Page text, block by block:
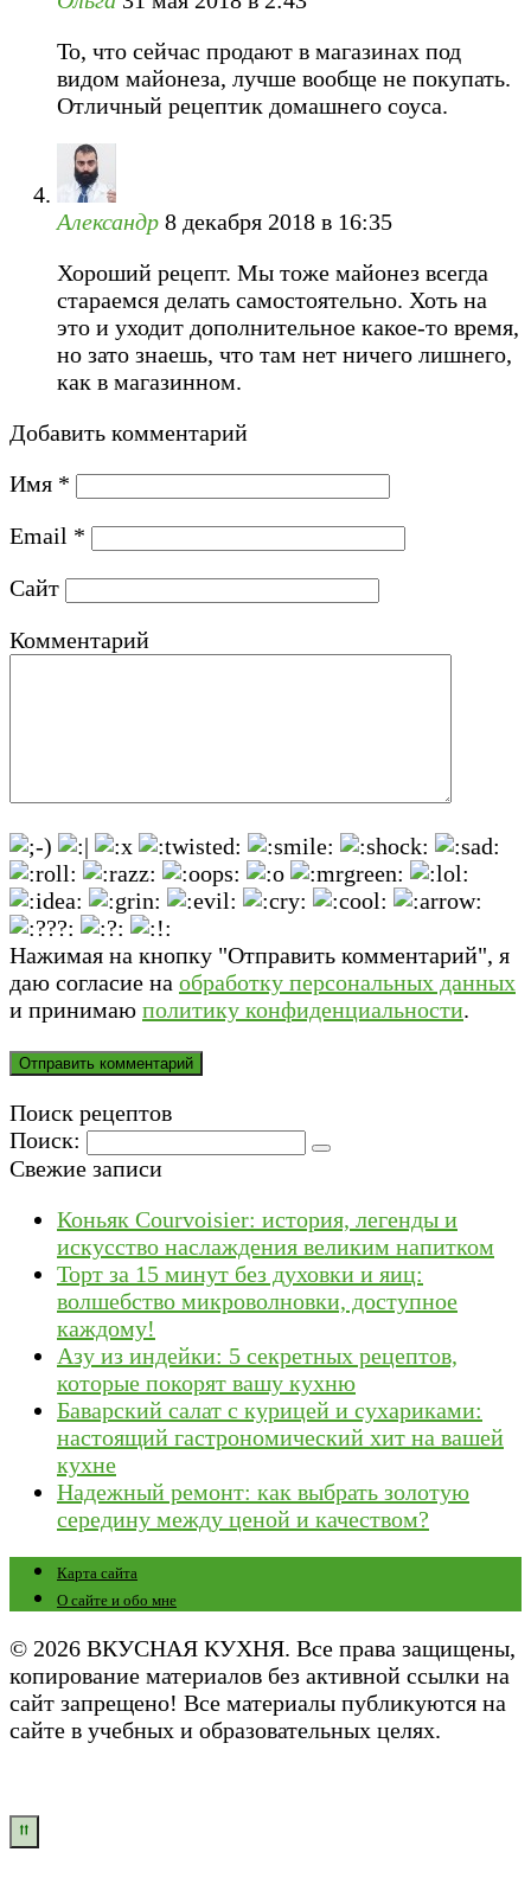
То, что сейчас продают в магазинах под
видом майонеза, лучше вообще не покупать.
Отличный рецептик домашнего соуса.
Александр 8 декабря 2018 в 16:35
Хороший рецепт. Мы тоже майонез всегда
стараемся делать самостоятельно. Хоть на
это и уходит дополнительное какое-то время,
но зато знаешь, что там нет ничего лишнего,
как в магазинном.
Добавить комментарий
Имя *
Email *
Сайт
Комментарий
Нажимая на кнопку "Отправить комментарий", я
даю согласие на обработку персональных данных
и принимаю политику конфиденциальности.
Поиск рецептов
Поиск:
Свежие записи
Коньяк Courvoisier: история, легенды и
искусство наслаждения великим напитком
Торт за 15 минут без духовки и яиц:
волшебство микроволновки, доступное
каждому!
Азу из индейки: 5 секретных рецептов,
которые покорят вашу кухню
Баварский салат с курицей и сухариками:
настоящий гастрономический хит на вашей
кухне
Надежный ремонт: как выбрать золотую
середину между ценой и качеством?
Карта сайта
О сайте и обо мне
© 2026 ВКУСНАЯ КУХНЯ. Все права защищены,
копирование материалов без активной ссылки на
сайт запрещено! Все материалы публикуются на
сайте в учебных и образовательных целях.